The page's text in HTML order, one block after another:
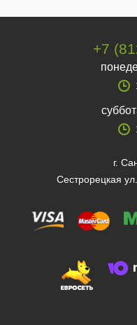
+7
г.
Сестрорецкая